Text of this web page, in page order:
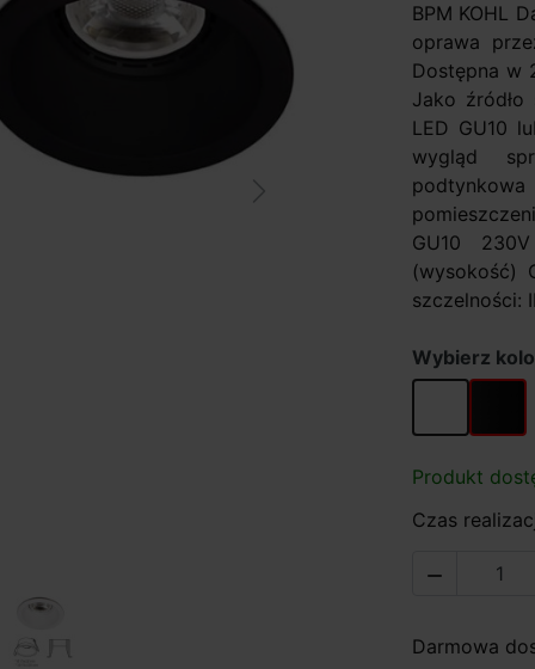
BPM KOHL
oprawa
Dostępna w
Jako
LED GU10
wygląd
GU10
(wysokość)
szczelności:
Wybierz
biały czarny
Produkt
Czas

Darmowa